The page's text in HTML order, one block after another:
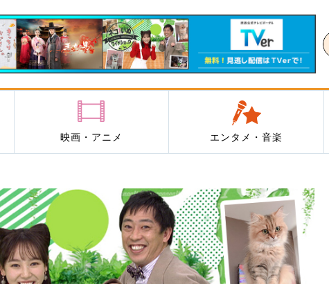
映画・アニメ エンタメ・音楽